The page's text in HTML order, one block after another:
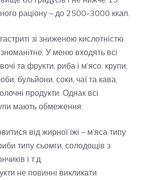
раціону – до 2500-3000 ккал.
зі зниженою кислотністю
У меню входять всі
та фрукти, риба і м’ясо, крупи,
бульйони, соки, чаї та кава,
продукти. Однак всі
мають обмеження:
від жирної їжі – м’яса типу
типу сьомги, солодощів з
і т.д.
не повинні викликати